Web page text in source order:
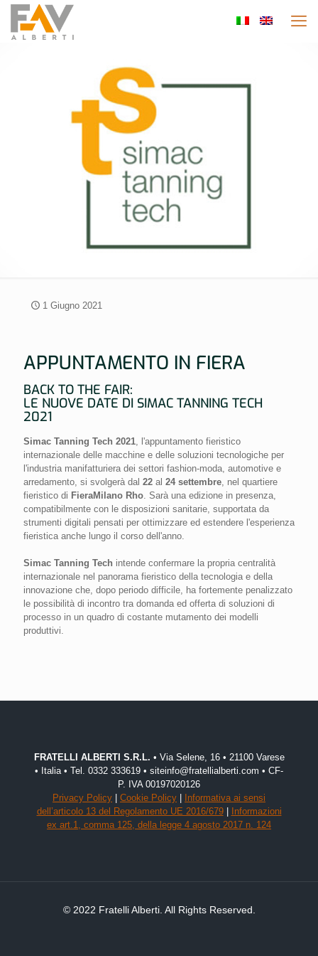
1 Giugno 2021
APPUNTAMENTO IN FIERA
BACK TO THE FAIR:
LE NUOVE DATE DI SIMAC TANNING TECH
2021
Simac Tanning Tech 2021, l'appuntamento fieristico
internazionale delle macchine e delle soluzioni tecnologiche per
l'industria manifatturiera dei settori fashion-moda, automotive e
arredamento, si svolgerà dal 22 al 24 settembre, nel quartiere
fieristico di FieraMilano Rho. Sarà una edizione in presenza,
compatibilmente con le disposizioni sanitarie, supportata da
strumenti digitali pensati per ottimizzare ed estendere l'esperienza
fieristica anche lungo il corso dell'anno.
Simac Tanning Tech intende confermare la propria centralità
internazionale nel panorama fieristico della tecnologia e della
innovazione che, dopo periodo difficile, ha fortemente penalizzato
le possibilità di incontro tra domanda ed offerta di soluzioni di
processo in un quadro di costante mutamento dei modelli
produttivi.
FRATELLI ALBERTI S.R.L. • Via Selene, 16 • 21100 Varese
• Italia • Tel. 0332 333619 • siteinfo@fratellialberti.com • CF-
P. IVA 00197020126
Privacy Policy
Cookie Policy
Informativa ai sensi
dell’articolo 13 del Regolamento UE 2016/679|
Informazioni
ex art.1, comma 125, della legge 4 agosto 2017 n. 124
© 2022 Fratelli Alberti. All Rights Reserved.